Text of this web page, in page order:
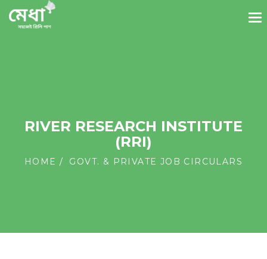
RIVER RESEARCH INSTITUTE
(RRI)
HOME GOVT. & PRIVATE JOB CIRCULARS